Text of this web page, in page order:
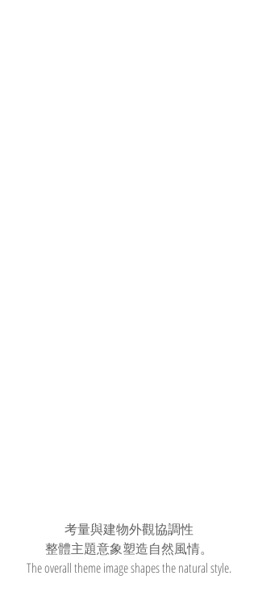
考量與建物外觀協調性
整體主題意象塑造自然風情。
The overall theme image shapes the natural style.